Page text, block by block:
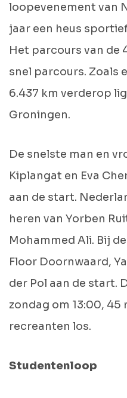
loopevenement van
jaar een heus
Het parcours van de
snel parcours. Zoals
6.437 km verderop
Groningen.
De snelste man en
Kiplangat en Eva
aan de start.
heren van Yorben
Mohammed Ali. Bij
Floor Doornwaard,
der Pol aan de start.
zondag om 13:00,
recreanten los.
Studentenloop